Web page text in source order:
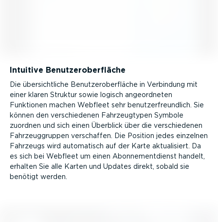
Intuitive Benut­zer­ober­fläche
Die übersicht­liche Benut­zer­ober­fläche in Verbindung mit
einer klaren Struktur sowie logisch angeord­neten
Funktionen machen Webfleet sehr benut­zer­freundlich. Sie
können den verschie­denen Fahrzeug­typen Symbole
zuordnen und sich einen Überblick über die verschie­denen
Fahrzeug­gruppen verschaffen. Die Position jedes einzelnen
Fahrzeugs wird automatisch auf der Karte aktua­li­siert. Da
es sich bei Webfleet um einen Abonne­ment­dienst handelt,
erhalten Sie alle Karten und Updates direkt, sobald sie
benötigt werden.